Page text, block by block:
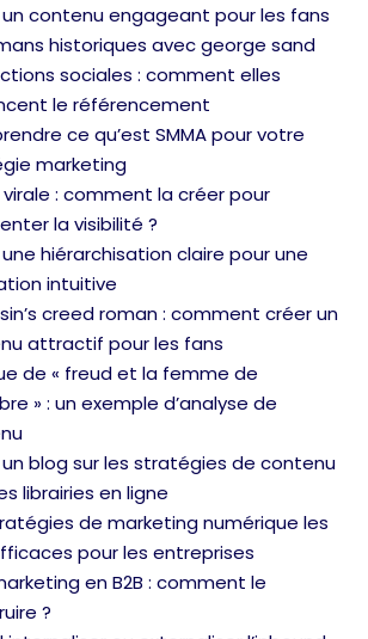
contenu engageant pour les fans
historiques avec george sand
sociales : comment elles
le référencement
ce qu’est SMMA pour votre
marketing
: comment la créer pour
la visibilité ?
hiérarchisation claire pour une
intuitive
creed roman : comment créer un
attractif pour les fans
de « freud et la femme de
» : un exemple d’analyse de
blog sur les stratégies de contenu
librairies en ligne
de marketing numérique les
pour les entreprises
en B2B : comment le
?